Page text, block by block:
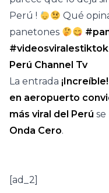
Perú !
Qué
panetones
#videosviralestiktok
Perú Channel Tv
La entrada
en aeropuerto
más viral del Perú
Onda Cero.
[ad_2]